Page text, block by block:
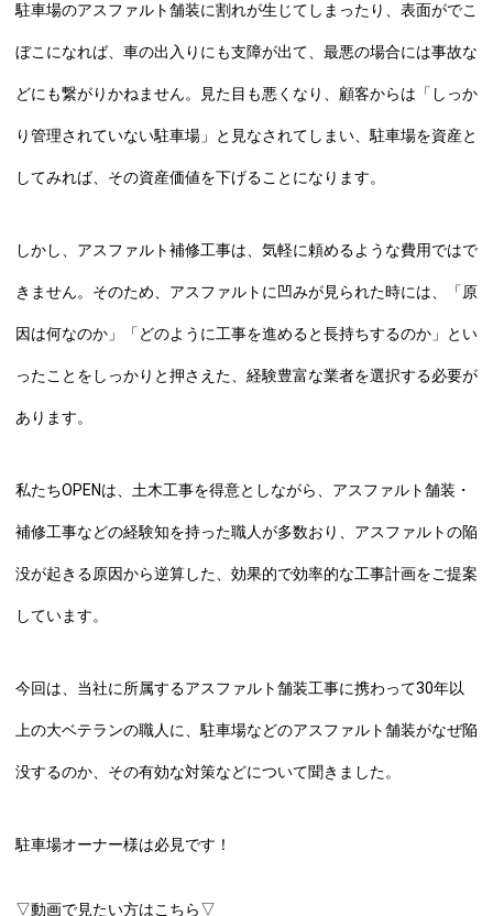
駐車場のアスファルト舗装に割れが生じてしまったり、表面がでこ
ぼこになれば、車の出入りにも支障が出て、最悪の場合には事故な
どにも繋がりかねません。見た目も悪くなり、顧客からは「しっか
り管理されていない駐車場」と見なされてしまい、駐車場を資産と
してみれば、その資産価値を下げることになります。
しかし、アスファルト補修工事は、気軽に頼めるような費用ではで
きません。そのため、アスファルトに凹みが見られた時には、「原
因は何なのか」「どのように工事を進めると長持ちするのか」とい
ったことをしっかりと押さえた、経験豊富な業者を選択する必要が
あります。
私たちOPENは、土木工事を得意としながら、アスファルト舗装・
補修工事などの経験知を持った職人が多数おり、アスファルトの陥
没が起きる原因から逆算した、効果的で効率的な工事計画をご提案
しています。
今回は、当社に所属するアスファルト舗装工事に携わって30年以
上の大ベテランの職人に、駐車場などのアスファルト舗装がなぜ陥
没するのか、その有効な対策などについて聞きました。
駐車場オーナー様は必見です！
▽動画で見たい方はこちら▽